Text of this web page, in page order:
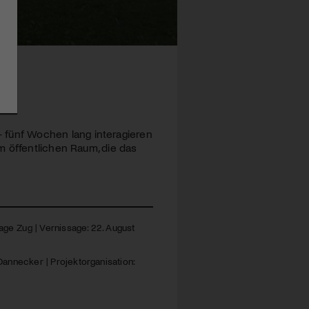
Wochen lang interagieren
öffentlichen Raum, die das
Zug | Vernissage: 22. August
| Projektorganisation: